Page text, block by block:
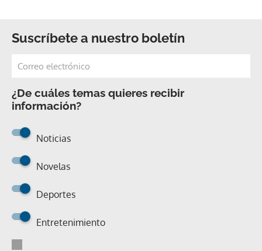
Suscríbete a nuestro boletín
¿De cuáles temas quieres recibir
información?
Noticias
Novelas
Deportes
Entretenimiento